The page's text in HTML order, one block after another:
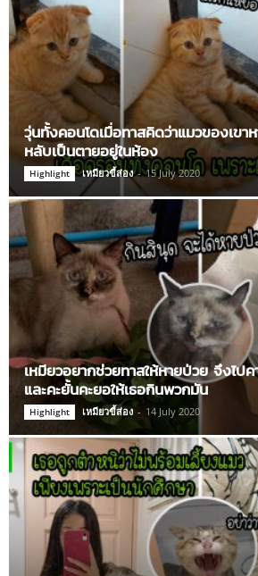
วุ่นทั้งคอนโดเมื่อทาสคิดว่าแมวของเข
หลับเป็นตายอยู่ในห้อง
Highlight เหมียวขี้ส่อง - 15 July 2020
เหมียวอยากช่วยทาสให้หายป่วย จึงไป
และคะยั้นคะยอให้เธอกินพวกมัน
Highlight เหมียวขี้ส่อง - 14 July 2020